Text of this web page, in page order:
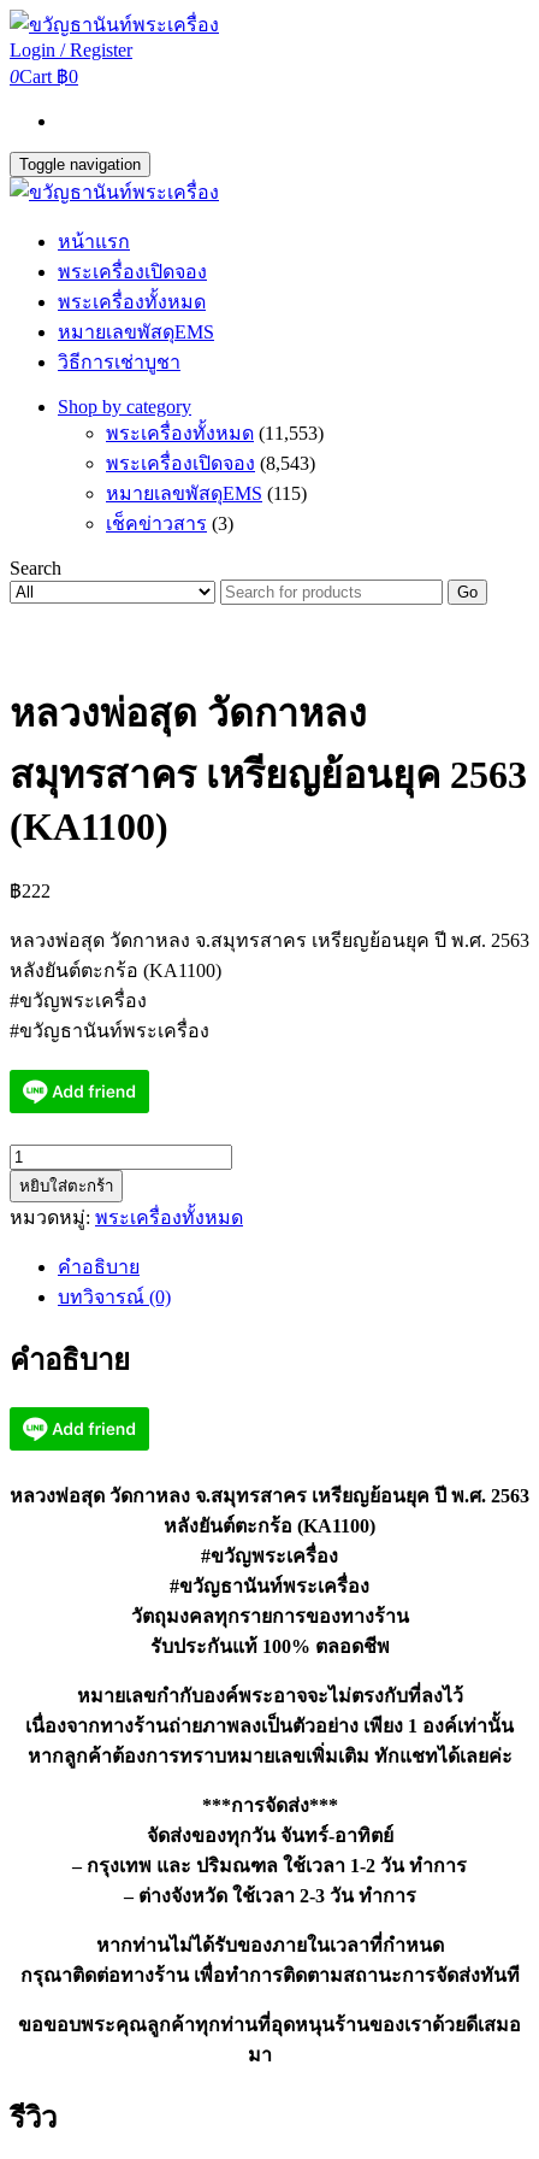
Login / Register
0Cart ฿0
Toggle navigation
หน้าแรก
พระเครื่องเปิดจอง
พระเครื่องทั้งหมด
หมายเลขพัสดุEMS
วิธีการเช่าบูชา
Shop by category
พระเครื่องทั้งหมด (11,553)
พระเครื่องเปิดจอง (8,543)
หมายเลขพัสดุEMS (115)
เช็คข่าวสาร (3)
Search
Go
หลวงพ่อสุด วัดกาหลง
สมุทรสาคร เหรียญย้อนยุค 2563
(KA1100)
฿222
หลวงพ่อสุด วัดกาหลง จ.สมุทรสาคร เหรียญย้อนยุค ปี พ.ศ. 2563
หลังยันต์ตะกร้อ (KA1100)
#ขวัญพระเครื่อง
#ขวัญธานันท์พระเครื่อง
จำนวน
หลวง
พ่อ
กาหลง
เหรียญ
ยุค
2563
ชิ้น
หยิบใส่ตะกร้า
หมวดหมู่: พระเครื่องทั้งหมด
คำอธิบาย
บทวิจารณ์ (0)
คำอธิบาย
หลวงพ่อสุด วัดกาหลง จ.สมุทรสาคร เหรียญย้อนยุค ปี พ.ศ. 2563
หลังยันต์ตะกร้อ (KA1100)
#ขวัญพระเครื่อง
#ขวัญธานันท์พระเครื่อง
วัตถุมงคลทุกรายการของทางร้าน
รับประกันแท้ 100% ตลอดชีพ
หมายเลขกำกับองค์พระอาจจะไม่ตรงกับที่ลงไว้
เนื่องจากทางร้านถ่ายภาพลงเป็นตัวอย่าง เพียง 1 องค์เท่านั้น
หากลูกค้าต้องการทราบหมายเลขเพิ่มเติม ทักแชทได้เลยค่ะ
***การจัดส่ง***
จัดส่งของทุกวัน จันทร์-อาทิตย์
– กรุงเทพ และ ปริมณฑล ใช้เวลา 1-2 วัน ทำการ
– ต่างจังหวัด ใช้เวลา 2-3 วัน ทำการ
หากท่านไม่ได้รับของภายในเวลาที่กำหนด
กรุณาติดต่อทางร้าน เพื่อทำการติดตามสถานะการจัดส่งทันที
ขอขอบพระคุณลูกค้าทุกท่านที่อุดหนุนร้านของเราด้วยดีเสมอ
มา
รีวิว